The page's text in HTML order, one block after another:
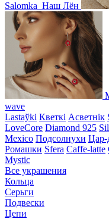
Salomka Наш Лён
wave
Lastaўki Кветкі Асветнiк
LoveCore Diamond 925
Mexico Подсолнухи Цар-
Ромашки Sfera Caffe-latte
Mystic
Все украшения
Кольца
Серьги
Подвески
Цепи